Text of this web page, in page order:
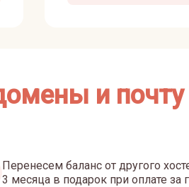
и почту
Перенесем баланс от другого
3 месяца в подарок при оплате за